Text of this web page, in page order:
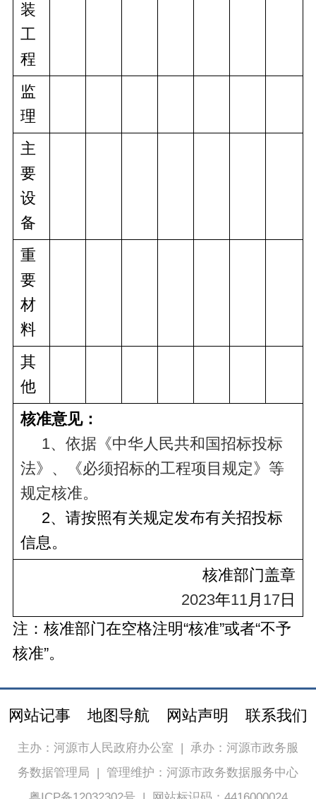
装
工
程
监
理
主
要
设
备
重
要
材
料
其
他
核准意见：
1、依据《中华人民共和国招标投标
法》、《必须招标的工程项目规定》等
规定核准。
2、请按照有关规定发布有关招投标
信息。
核准部门盖章
2023年11 月 17 日
注：核准部门在空格注明“核准”或者“不予
核准”。
网站记事 地图导航 网站声明 联系我们
主办：河源市人民政府办公室
承办：河源市政务服
务数据管理局
管理维护：河源市政务数据服务中心